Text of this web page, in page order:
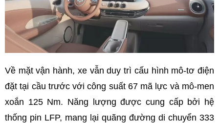
Về mặt vận hành, xe vẫn duy trì cấu hình mô-tơ điện
đặt tại cầu trước với công suất 67 mã lực và mô-men
xoắn 125 Nm. Năng lượng được cung cấp bởi hệ
thống pin LFP, mang lại quãng đường di chuyển 333